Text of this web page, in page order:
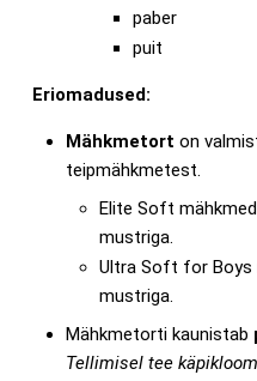
paber
puit
Eriomadused:
Mähkmetort on
teipmähkmetest.
Elite Soft
mustriga.
Ultra Soft for Boys
mustriga.
Mähkmetorti kaunistab
Tellimisel tee